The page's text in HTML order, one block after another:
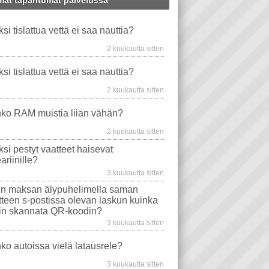
PLAYER
VESI VAATE AUTO
TIETOKONEET
PROSESSORIT WINDOWS VISTA
NÄYTÖT ONGELMA
USB
AJURIT VIRUSTORJUNTA
YOUTUBE
VIDEON TOISTO SAMSUNG
tislattua vettä ei saa nauttia?
2 kuukautta sitten
tislattua vettä ei saa nauttia?
2 kuukautta sitten
RAM muistia liian vähän?
2 kuukautta sitten
pestyt vaatteet haisevat
3 kuukautta sitten
maksan älypuhelimella saman
s-postissa olevan laskun kuinka
skannata QR-koodin?
3 kuukautta sitten
autoissa vielä latausrele?
3 kuukautta sitten